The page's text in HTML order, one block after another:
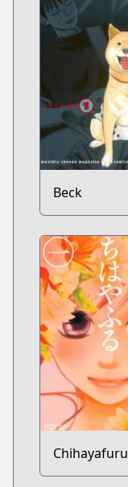
Beck
Chihayafuru